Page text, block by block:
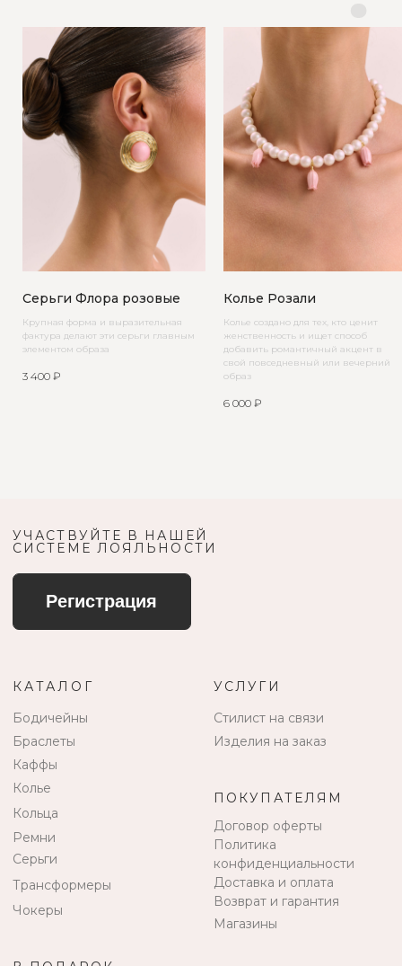
Серьги Флора розовые
Крупная форма и выразительная
фактура делают эти серьги главным
элементом образа
3 400 ₽
Колье Розали
Колье создано для тех, кто ценит
женственность и ищет способ
добавить романтичный акцент в
свой повседневный или вечерний
образ
6 000 ₽